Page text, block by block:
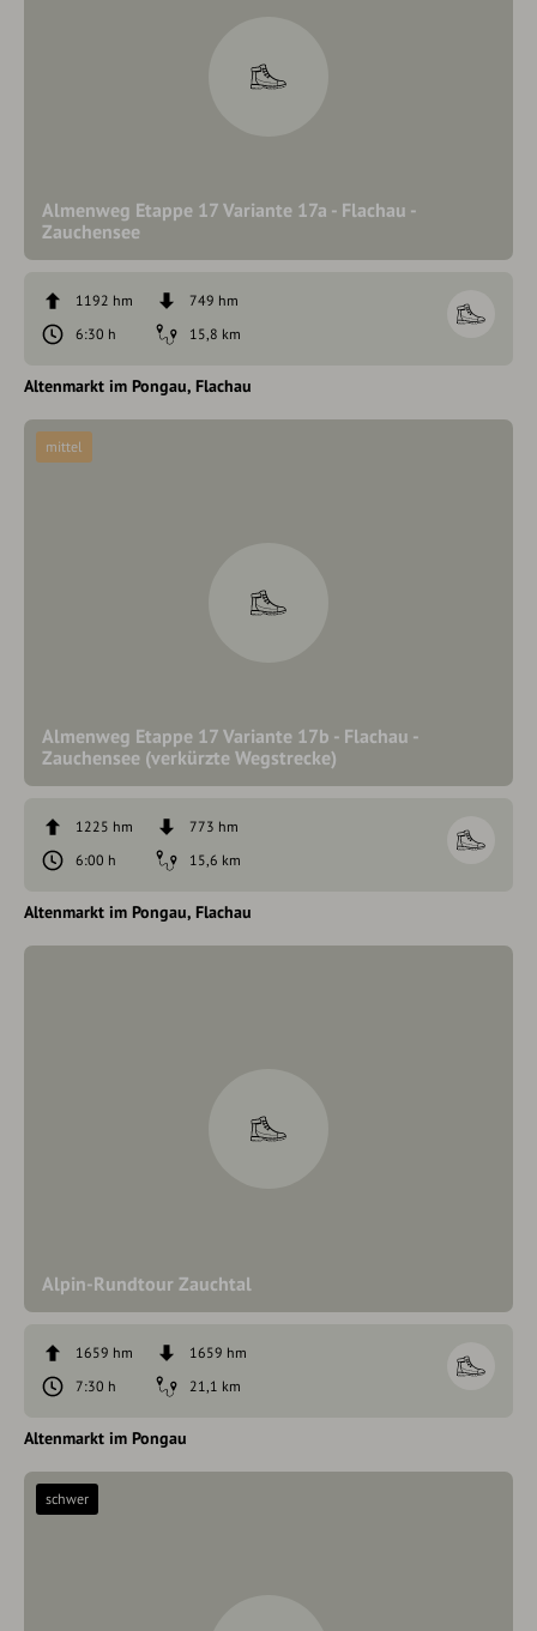
Almenweg Etappe 17 Variante 17a - Flachau -
Zauchensee
1192 hm
749 hm
6:30 h
15,8 km
Altenmarkt im Pongau Flachau
Almenweg Etappe 17 Variante 17b - Flachau -
Zauchensee (verkürzte Wegstrecke)
mittel
1225 hm
773 hm
6:00 h
15,6 km
Altenmarkt im Pongau Flachau
Alpin-Rundtour Zauchtal
1659 hm
1659 hm
7:30 h
21,1 km
Altenmarkt im Pongau
schwer